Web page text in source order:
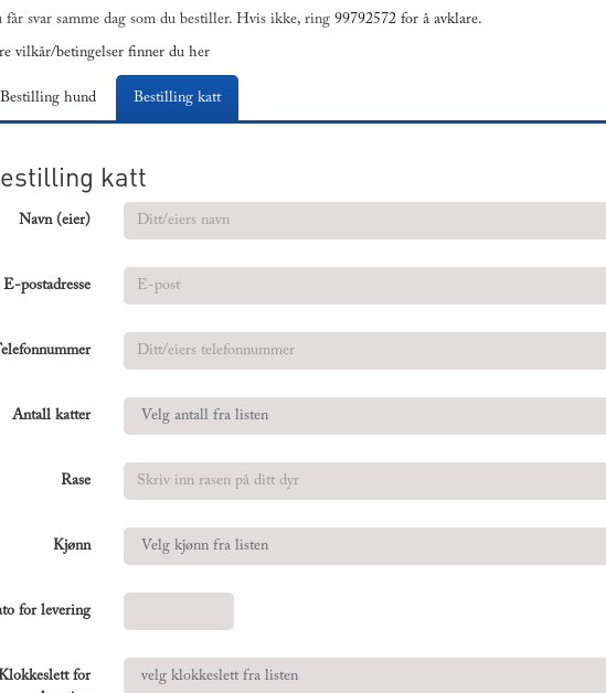
får svar samme dag som du bestiller. Hvis ikke, ring 99792572 for å avklare.
vilkår/betingelser finner du her
Bestilling hund Bestilling katt
katt
Navn (eier)
E-postadresse
Antall katter
Rase
Kjønn
for levering
for